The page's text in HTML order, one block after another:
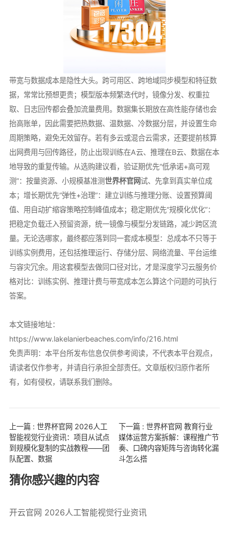
带宽与数据成本是隐性大头。跨可用区、跨地域同步模型和特征数
据，常常比预想更贵；模型版本频繁迭代时，镜像分发、权重拉
取、日志回传都会叠加流量费用。数据集长期放在高性能存储也会
抬高账单，因此需要把热数据、温数据、冷数据分层，并设置生命
周期策略，避免无效留存。若有多云或混合云需求，还要提前核算
出网费用与回传路径，防止出现训练在A云、推理在B云、数据在本
地导致的重复传输。从选购建议看，验证期优先“低承诺+高可观
测”：按量资源、小规模基准测世界杯官网试、先拿到真实单位成
本；增长期优先“弹性+治理”：建立训练与推理分账、设置预算阈
值、用自动扩缩容策略控制峰值成本；稳定期优先“规模化优化”：
把稳定负载迁入预留资源，统一镜像与模型分发链路，减少跨区流
量。无论选哪家，最终都应落到同一套成本模型：总成本不只等于
训练实例费用，还包括推理运行、存储分层、网络流量、平台运维
与容灾冗余。用这套模型去做同口径对比，才是深度学习云服务价
格对比：训练实例、推理计费与带宽成本怎么算这个问题的可执行
答案。
本文链接地址：
https://www.lakelanierbeaches.com/info/216.html
免责声明：本平台所发布信息仅供参考阅读，不代表本平台观点，
请读者仅作参考，并请自行承担全部责任。文章版权归原作者所
有，如有侵权，请联系我们删除。
上一篇 : 世界杯官网 2026人工
智能视觉行业资讯：项目从试点
到规模化复制的实战教程——团
队配置、数据
下一篇 : 世界杯官网 教育行业
媒体运营方案拆解：课程推广节
奏、口碑内容矩阵与咨询转化漏
斗怎么搭
猜你感兴趣的内容
开云官网 2026人工智能视觉行业资讯